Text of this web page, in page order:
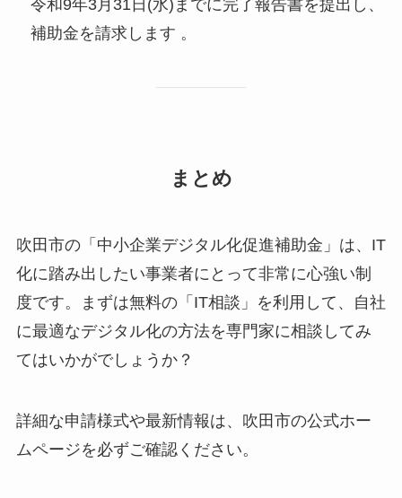
令和9年3月31日(水)までに完了報告書を提出し、
補助金を請求します 。
まとめ
吹田市の「中小企業デジタル化促進補助金」は、IT
化に踏み出したい事業者にとって非常に心強い制
度です。まずは無料の「IT相談」を利用して、自社
に最適なデジタル化の方法を専門家に相談してみ
てはいかがでしょうか？
詳細な申請様式や最新情報は、吹田市の公式ホー
ムページを必ずご確認ください。